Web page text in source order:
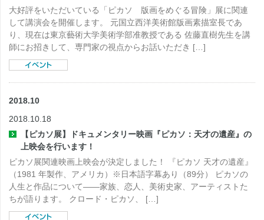
大好評をいただいている「ピカソ 版画をめぐる冒険」展に関連
して講演会を開催します。 元国立西洋美術館版画素描室長であ
り、現在は東京藝術大学美術学部准教授である 佐藤直樹先生を講
師にお招きして、専門家の視点からお話いただき […]
2018.10
2018.10.18
【ピカソ展】ドキュメンタリー映画『ピカソ：天才の遺産』の
上映会を行います！
ピカソ展関連映画上映会が決定しました！ 『ピカソ 天才の遺産』
（1981 年製作、アメリカ）※日本語字幕あり（89分） ピカソの
人生と作品について――家族、恋人、美術史家、アーティストた
ちが語ります。 クロード・ピカソ、 […]